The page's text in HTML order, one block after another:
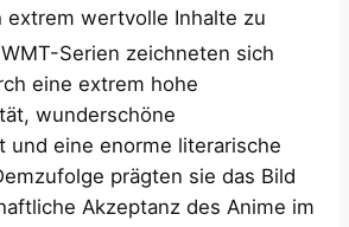
extrem wertvolle Inhalte zu
Serien zeichneten sich
eine extrem hohe
wunderschöne
und eine enorme literarische
prägten sie das Bild
Akzeptanz des Anime im